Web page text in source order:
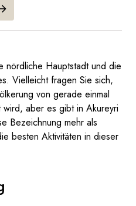
nördliche Hauptstadt und die
Vielleicht fragen Sie sich,
von gerade einmal
aber es gibt in Akureyri
Bezeichnung mehr als
besten Aktivitäten in dieser